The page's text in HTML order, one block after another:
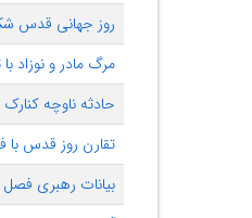
روز جهانی قدس
مرگ مادر و نوزاد
حادثه ناوچه
تقارن روز قدس با
بیانات رهبری